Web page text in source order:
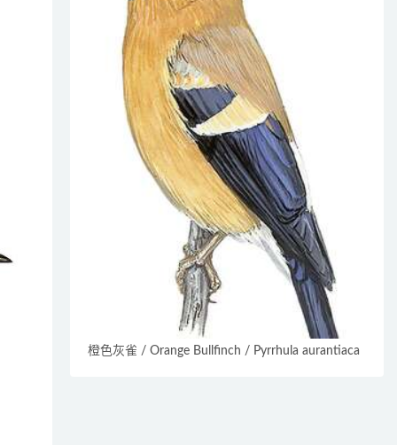
橙色灰雀 / Orange Bullfinch / Pyrrhula aurantiaca